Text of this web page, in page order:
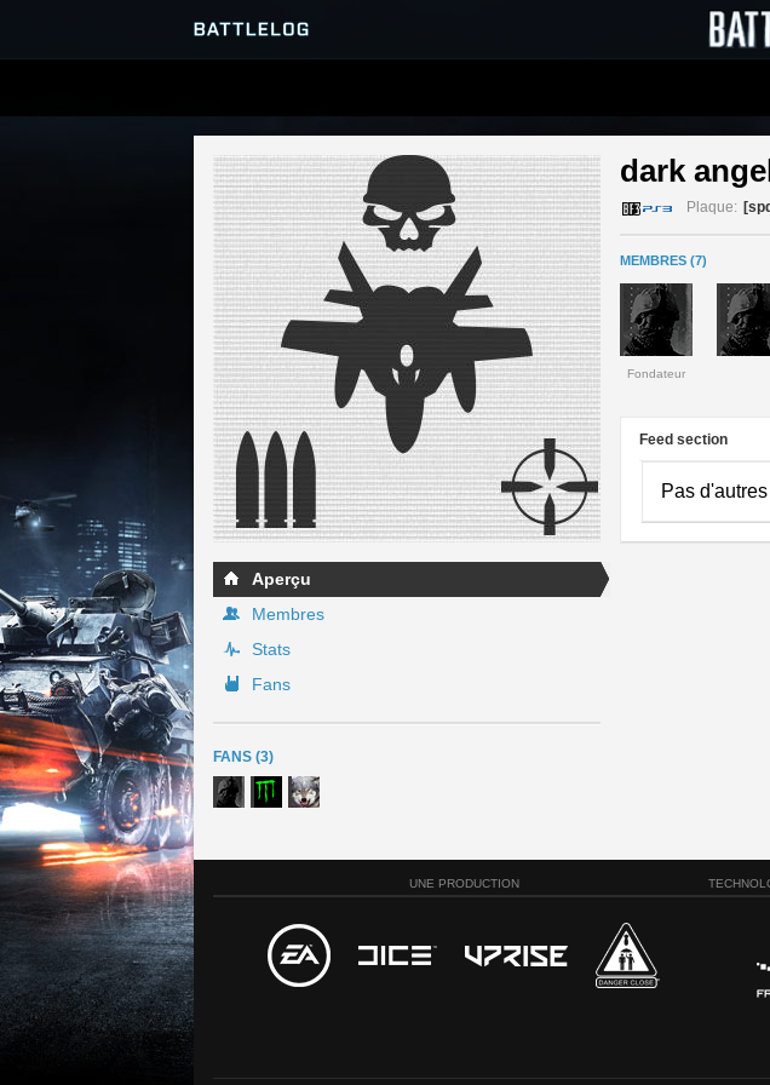
SERVEURS
PARTIES
Aperçu
Membres
Stats
Fans
FANS (3)
dark
Plaque:
MEMBRES (7)
Fondateur
Feed section
Pas
UNE PRODUCTION